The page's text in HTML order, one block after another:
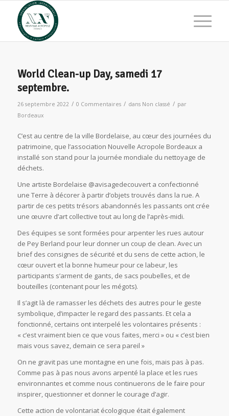
World Clean-up Day, samedi 17
septembre.
26 septembre 2022 / 0 Commentaires / dans Non classé / par
Bordeaux
C’est au centre de la ville Bordelaise, au cœur des journées du
patrimoine, que l’association Nouvelle Acropole Bordeaux a
installé son stand pour la journée mondiale du nettoyage de
déchets.
Une artiste Bordelaise @avisagedecouvert a confectionné
une Terre à décorer à partir d’objets trouvés dans la rue. A
partir de ces petits trésors abandonnés les passants ont crée
une œuvre d’art collective tout au long de l’après-midi.
Des équipes se sont formées pour arpenter les rues autour
de Pey Berland pour leur donner un coup de clean. Avec un
brief des consignes de sécurité et du sens de cette action, le
cœur ouvert et la bonne humeur pour ce labeur, les
participants s’arment de gants, de sacs poubelles, et de
bouteilles (contenant pour les mégots).
Il s’agit là de ramasser les déchets des autres pour le geste
symbolique, d’impacter le regard des passants. Et cela a
fonctionné, certains ont interpelé les volontaires présents :
« c’est vraiment bien ce que vous faites, merci » ou « c’est bien
mais vous savez, demain ce sera pareil »
On ne gravit pas une montagne en une fois, mais pas à pas.
Comme pas à pas nous avons arpenté la place et les rues
environnantes et comme nous continuerons de le faire pour
inspirer, questionner et donner le courage d’agir.
Cette action de volontariat écologique était également